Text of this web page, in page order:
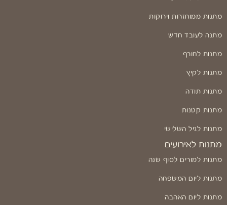
מתנות ממוחזרות וירוקות
מתנה לעובד חדש
מתנות לחורף
מתנות לקיץ
מתנות תודה
מתנות קטנות
מתנות לגיל השלישי
מתנות לאירועים
מתנות למורים לסוף שנה
מתנות ליום המשפחה
מתנות ליום האהבה